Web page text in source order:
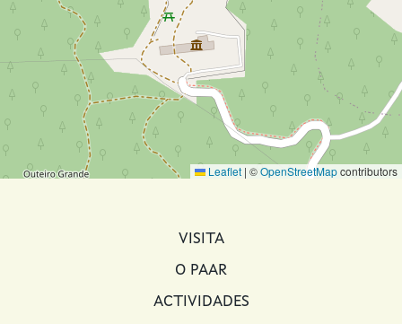
Leaflet | ©OpenStreetMapcontributors
MAIN NAVIGATION
VISITA
O PAAR
ACTIVIDADES